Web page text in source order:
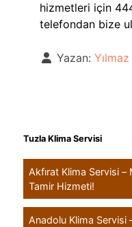
hizmetleri için
telefondan bize
Yazan:
Tuzla Klima Servisi
Akfırat Klima Servisi –
Tamir Hizmeti!
Anadolu Klima Servisi